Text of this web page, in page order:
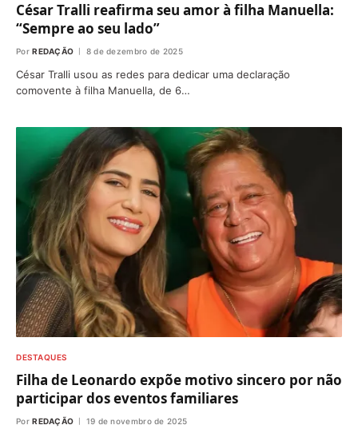
César Tralli reafirma seu amor à filha Manuella:
“Sempre ao seu lado”
Por REDAÇÃO 8 de dezembro de 2025
César Tralli usou as redes para dedicar uma declaração
comovente à filha Manuella, de 6…
DESTAQUES
Filha de Leonardo expõe motivo sincero por não
participar dos eventos familiares
Por REDAÇÃO 19 de novembro de 2025